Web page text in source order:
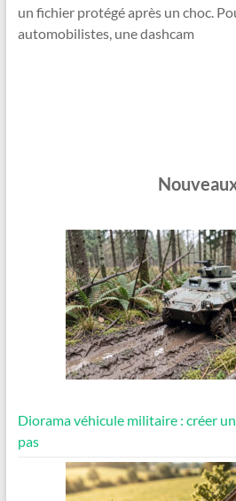
un fichier protégé après un choc.
automobilistes, une dashcam
Diorama véhicule militaire : créer
pas